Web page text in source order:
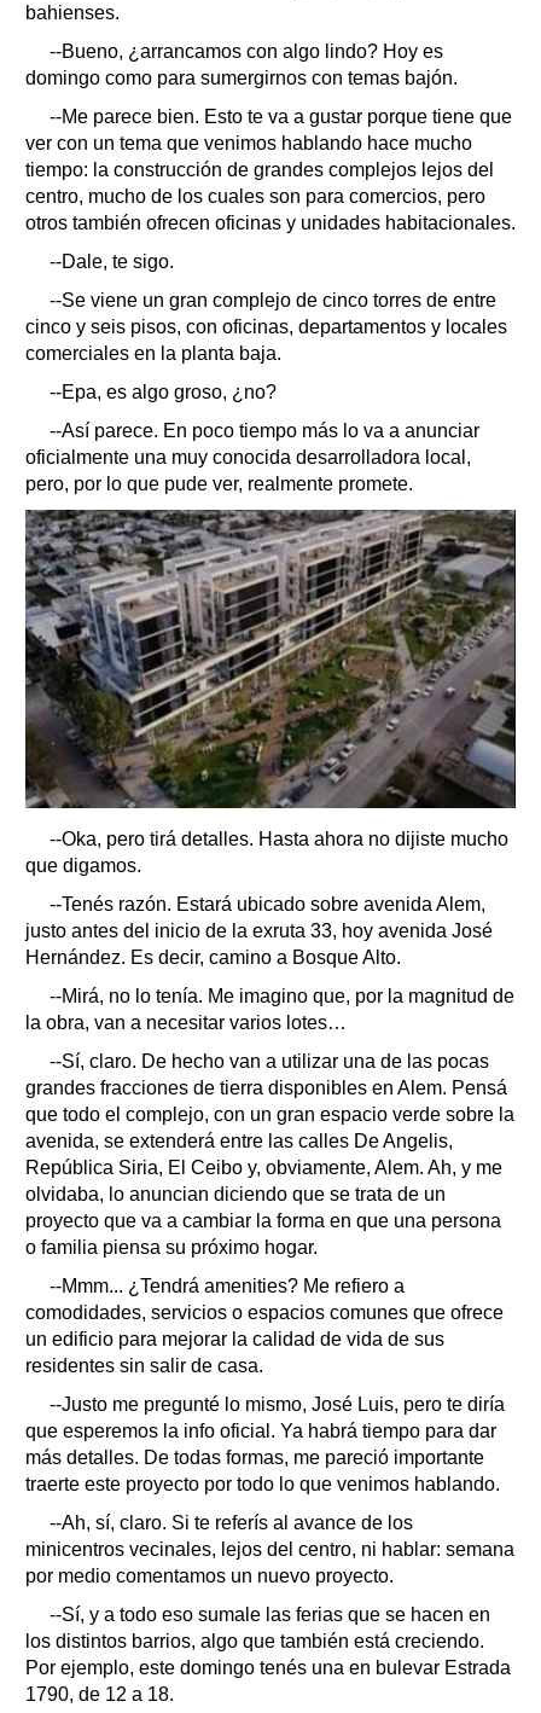
bahienses.
--Bueno, ¿arrancamos con algo lindo? Hoy es
domingo como para sumergirnos con temas bajón.
--Me parece bien. Esto te va a gustar porque tiene que
ver con un tema que venimos hablando hace mucho
tiempo: la construcción de grandes complejos lejos del
centro, mucho de los cuales son para comercios, pero
otros también ofrecen oficinas y unidades habitacionales.
--Dale, te sigo.
--Se viene un gran complejo de cinco torres de entre
cinco y seis pisos, con oficinas, departamentos y locales
comerciales en la planta baja.
--Epa, es algo groso, ¿no?
--Así parece. En poco tiempo más lo va a anunciar
oficialmente una muy conocida desarrolladora local,
pero, por lo que pude ver, realmente promete.
--Oka, pero tirá detalles. Hasta ahora no dijiste mucho
que digamos.
--Tenés razón. Estará ubicado sobre avenida Alem,
justo antes del inicio de la exruta 33, hoy avenida José
Hernández. Es decir, camino a Bosque Alto.
--Mirá, no lo tenía. Me imagino que, por la magnitud de
la obra, van a necesitar varios lotes…
--Sí, claro. De hecho van a utilizar una de las pocas
grandes fracciones de tierra disponibles en Alem. Pensá
que todo el complejo, con un gran espacio verde sobre la
avenida, se extenderá entre las calles De Angelis,
República Siria, El Ceibo y, obviamente, Alem. Ah, y me
olvidaba, lo anuncian diciendo que se trata de un
proyecto que va a cambiar la forma en que una persona
o familia piensa su próximo hogar.
--Mmm... ¿Tendrá amenities? Me refiero a
comodidades, servicios o espacios comunes que ofrece
un edificio para mejorar la calidad de vida de sus
residentes sin salir de casa.
--Justo me pregunté lo mismo, José Luis, pero te diría
que esperemos la info oficial. Ya habrá tiempo para dar
más detalles. De todas formas, me pareció importante
traerte este proyecto por todo lo que venimos hablando.
--Ah, sí, claro. Si te referís al avance de los
minicentros vecinales, lejos del centro, ni hablar: semana
por medio comentamos un nuevo proyecto.
--Sí, y a todo eso sumale las ferias que se hacen en
los distintos barrios, algo que también está creciendo.
Por ejemplo, este domingo tenés una en bulevar Estrada
1790, de 12 a 18.